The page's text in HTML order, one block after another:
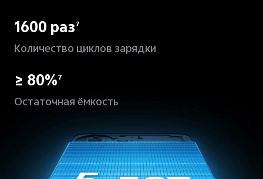
1600 раз7
Количество циклов зарядки
≥ 80%7
Остаточная ёмкость